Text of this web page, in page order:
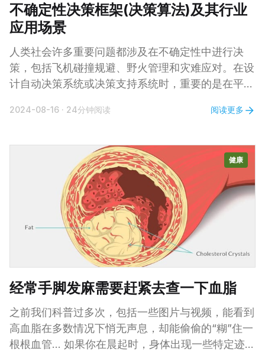
不确定性决策框架(决策算法)及其行业
应用场景
人类社会许多重要问题都涉及在不确定性中进行决
策，包括飞机碰撞规避、野火管理和灾难应对。在设
计自动决策系统或决策支持系统时，重要的是在平衡
的角度讨论了这些挑战，旨在提供关于决策模型和计
提供了一些应用实例及计算方法的范围。然后，讲讲
各个学科如何贡献于对智能决策的理解，并强调了可
能的社会影响。 1. 决策过程 一个代理是根据对环境
的观察进行行动的实体。代理可以是物理实体，如人
类或机器人，也可以是非物理实体，如完全由软件实
现的决策支持系统。如下图所示，代理和环境之间的
互动遵循观察-行动的循环或回路。 代理在时间 t 接
收到关于环境的观察，记为 o_t 。例如，观察可以通
2024-08-16 · 24分钟阅读 阅读更多
健康
经常手脚发麻需要赶紧去查一下血脂
之前我们科普过多次，包括一些图片与视频，能看到
高血脂在多数情况下悄无声息，却能偷偷的“糊”住一
根根血管... 如果你在晨起时，身体出现一些特定迹